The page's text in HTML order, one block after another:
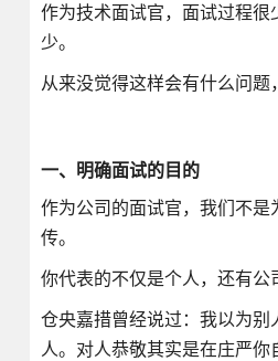
作为技术面试官，面试过程
少。
从来没觉得这样会有什么问题
一、明确面试的目的
作为公司的面试官，我们不
传。
你代表的不仅是个人，还有公
仓央嘉措曾经说过：我以为
人。对人恭敬其实是在庄严你